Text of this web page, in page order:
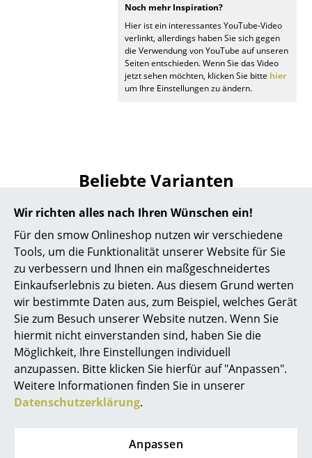
Wir richten alles nach Ihren Wünschen ein!
Für den smow Onlineshop nutzen wir verschiedene
Tools, um die Funktionalität unserer Website für Sie
zu verbessern und Ihnen ein maßgeschneidertes
Einkaufserlebnis zu bieten. Aus diesem Grund werten
wir bestimmte Daten aus, zum Beispiel, welches Gerät
Sie zum Besuch unserer Website nutzen. Wenn Sie
hiermit nicht einverstanden sind, haben Sie die
Möglichkeit, Ihre Einstellungen individuell
anzupassen. Bitte klicken Sie hierfür auf "Anpassen".
Weitere Informationen finden Sie in unserer
Datenschutzerklärung.
Anpassen
Schreibtischleuchten
Stehleuchten & Leseleuchten
... alle Leuchten
Betten
Doppelbetten
Einzelbetten
Stapelbetten
Kinderbetten
Nachttische & Bettzubehör
... alle Betten
Noch mehr Inspiration?
Hier ist ein interessantes YouTube-Video
verlinkt, allerdings haben Sie sich gegen
die Verwendung von YouTube auf unseren
Seiten entschieden. Wenn Sie das Video
jetzt sehen möchten, klicken Sie bitte hier
um Ihre Einstellungen zu ändern.
Beliebte Varianten
Montana
Rollen für Kevi Stühle
(5er Set), Rollen für
Teppichboden
lieferbar, Lieferzeit 2-3
Montana
Rollen für Kevi Stühle
(5er Set), Rollen für
lieferbar, Lieferzeit 2-3